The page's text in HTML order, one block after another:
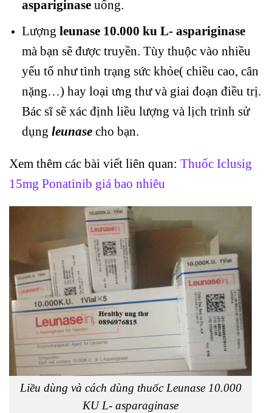
aspariginaseuống.
Lượng leunase 10.000 ku L- aspariginase
mà bạn sẽ được truyền. Tùy thuộc vào nhiều
yếu tố như tình trạng sức khỏe( chiều cao, cân
nặng…) hay loại ưng thư và giai đoạn điều trị.
Bác sĩ sẽ xác định liều lượng và lịch trình sử
dụng leunasecho bạn.
Xem thêm các bài viết liên quan: Thuốc Iclusig
15mg Ponatinib giá bao nhiêu
Liều dùng và cách dùng thuốc Leunase 10.000
KU L- asparaginase